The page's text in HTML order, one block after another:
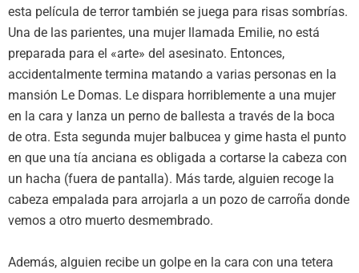
esta película de terror también se juega para risas sombrías.
Una de las parientes, una mujer llamada Emilie, no está
preparada para el «arte» del asesinato. Entonces,
accidentalmente termina matando a varias personas en la
mansión Le Domas. Le dispara horriblemente a una mujer
en la cara y lanza un perno de ballesta a través de la boca
de otra. Esta segunda mujer balbucea y gime hasta el punto
en que una tía anciana es obligada a cortarse la cabeza con
un hacha (fuera de pantalla). Más tarde, alguien recoge la
cabeza empalada para arrojarla a un pozo de carroña donde
vemos a otro muerto desmembrado.
Además, alguien recibe un golpe en la cara con una tetera